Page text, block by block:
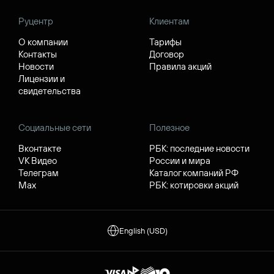
Руцентр
О компании
Контакты
Новости
Лицензии и
свидетельства
Клиентам
Тарифы
Договор
Правила акций
Социальные сети
Вконтакте
VK Видео
Телеграм
Max
Полезное
РБК: последние новости
России и мира
Каталог компаний РФ
РБК: котировки акций
English (USD)